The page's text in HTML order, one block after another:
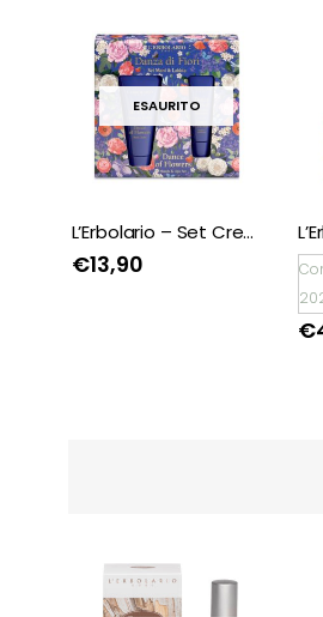
ESAURITO
L’Erbolario – Set Crema Mani + Lucidalabbra Danza di Fiori
€13,90
€